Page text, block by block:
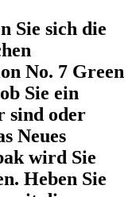
Sie sich die
No. 7 Green
Sie ein
sind oder
Neues
wird Sie
Heben Sie